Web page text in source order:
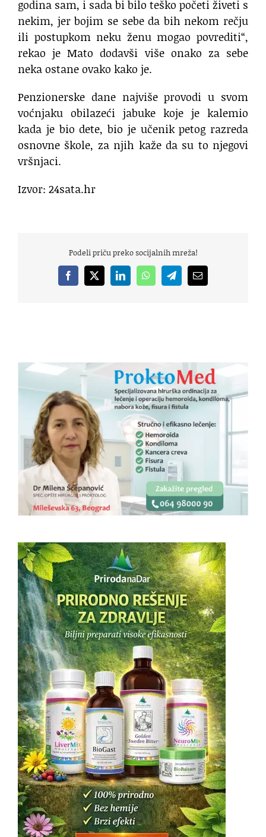
godina sam, i sada bi bilo teško početi živeti s
nekim, jer bojim se sebe da bih nekom rečju
ili postupkom neku ženu mogao povrediti“,
rekao je Mato dodavši više onako za sebe
neka ostane ovako kako je.
Penzionerske dane najviše provodi u svom
voćnjaku obilazeći jabuke koje je kalemio
kada je bio dete, bio je učenik petog razreda
osnovne škole, za njih kaže da su to njegovi
vršnjaci.
Izvor: 24sata.hr
Podeli priču preko socijalnih mreža!
Facebook
X LinkedInWhatsAppTelegramEmail